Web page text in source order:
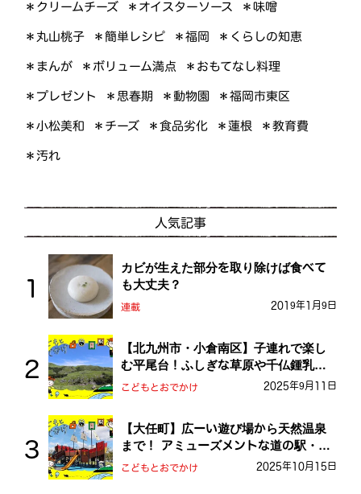
＊クリームチーズ ＊オイスターソース ＊味噌
＊丸山桃子 ＊簡単レシピ ＊福岡 ＊くらしの知恵
＊まんが ＊ボリューム満点 ＊おもてなし料理
＊プレゼント ＊思春期 ＊動物園 ＊福岡市東区
＊小松美和 ＊チーズ ＊食品劣化 ＊蓮根 ＊教育費
＊汚れ
人気記事
カビが生えた部分を取り除けば食べて
も大丈夫？
連載 2019年1月9日
【北九州市・小倉南区】子連れで楽し
む平尾台！ふしぎな草原や千仏鍾乳洞
を探検しよう！
こどもとおでかけ 2025年9月11日
【大任町】広ーい遊び場から天然温泉
まで！ アミューズメントな道の駅・お
おとう桜街道
こどもとおでかけ 2025年10月15日